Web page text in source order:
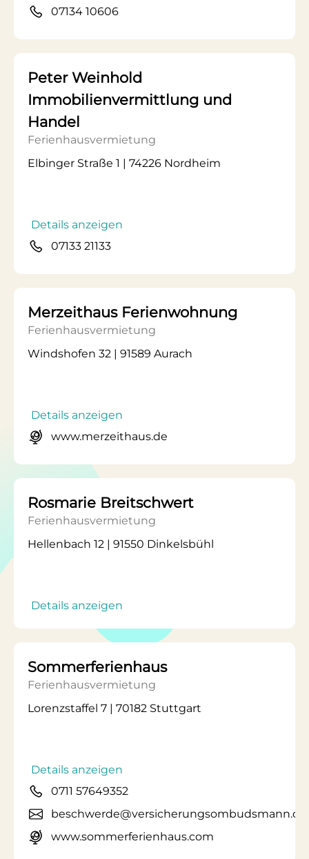
07134 10606
Peter Weinhold
Immobilienvermittlung und
Handel
Ferienhausvermietung
Elbinger Straße 1 | 74226 Nordheim
Details anzeigen
07133 21133
Merzeithaus Ferienwohnung
Ferienhausvermietung
Windshofen 32 | 91589 Aurach
Details anzeigen
www.merzeithaus.de
Rosmarie Breitschwert
Ferienhausvermietung
Hellenbach 12 | 91550 Dinkelsbühl
Details anzeigen
Sommerferienhaus
Ferienhausvermietung
Lorenzstaffel 7 | 70182 Stuttgart
Details anzeigen
0711 57649352
beschwerde@versicherungsombudsmann.de
www.sommerferienhaus.com